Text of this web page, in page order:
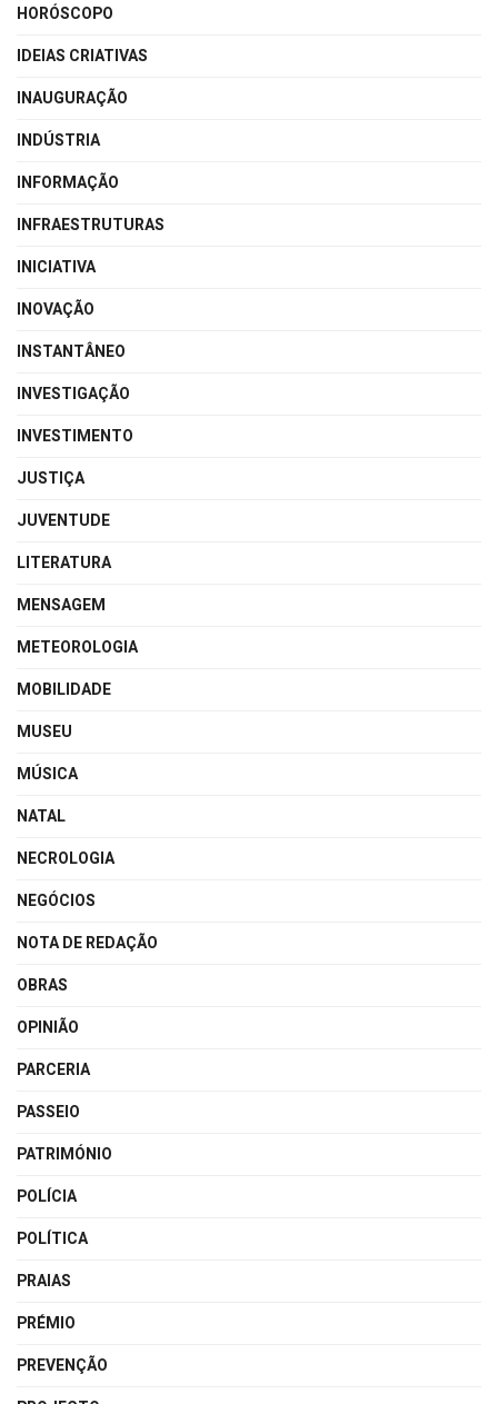
HORÓSCOPO
IDEIAS CRIATIVAS
INAUGURAÇÃO
INDÚSTRIA
INFORMAÇÃO
INFRAESTRUTURAS
INICIATIVA
INOVAÇÃO
INSTANTÂNEO
INVESTIGAÇÃO
INVESTIMENTO
JUSTIÇA
JUVENTUDE
LITERATURA
MENSAGEM
METEOROLOGIA
MOBILIDADE
MUSEU
MÚSICA
NATAL
NECROLOGIA
NEGÓCIOS
NOTA DE REDAÇÃO
OBRAS
OPINIÃO
PARCERIA
PASSEIO
PATRIMÓNIO
POLÍCIA
POLÍTICA
PRAIAS
PRÉMIO
PREVENÇÃO